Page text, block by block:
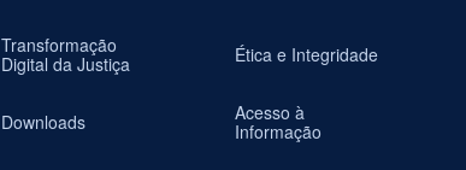
Transformação
Digital da Justiça
Downloads
Ética e Integridade
Acesso à
Informação